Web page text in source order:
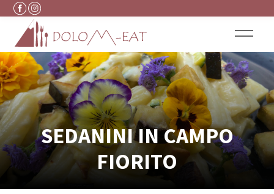
Vai al contenuto
SEDANINI IN CAMPO
FIORITO